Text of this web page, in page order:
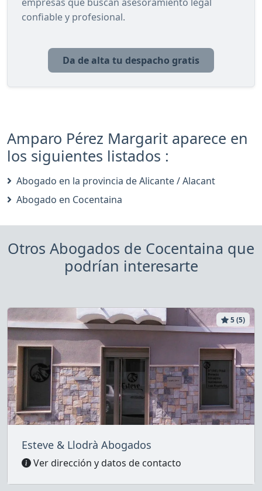
confiable y profesional.
Da de alta tu despacho gratis
Amparo Pérez Margarit aparece en
los siguientes listados :
Abogado en la provincia de Alicante / Alacant
Abogado en Cocentaina
Otros Abogados de Cocentaina que
podrían interesarte
5 (5)
Esteve & Llodrà Abogados
Ver dirección y datos de contacto